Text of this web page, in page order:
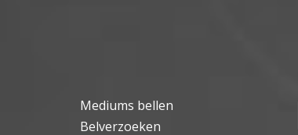
Mediums bellen
Belverzoeken